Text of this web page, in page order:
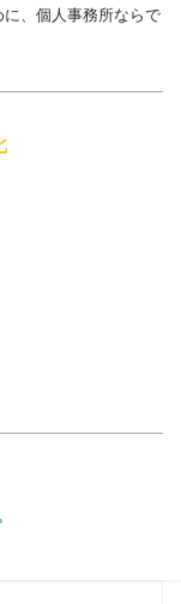
、個人事務所ならで